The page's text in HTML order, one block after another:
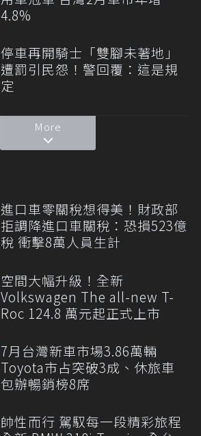
4.8%
停車再開騎士「雙腳未著地」
遭罰引民怨！警回覆：這是規
定
More
進口車零關稅想得美！財政部
拒調降進口車關稅：恐損523億
稅 衝擊8萬人員生計
空間大幅升級！全新
Volkswagen The all-new T-
Roc 124.8 萬元起正式上市
7月台灣新車市場3.86萬輛
Toyota市占突破3成、休旅車
包辦暢銷榜8席
帥性而行 駕馭每一段精彩旅程